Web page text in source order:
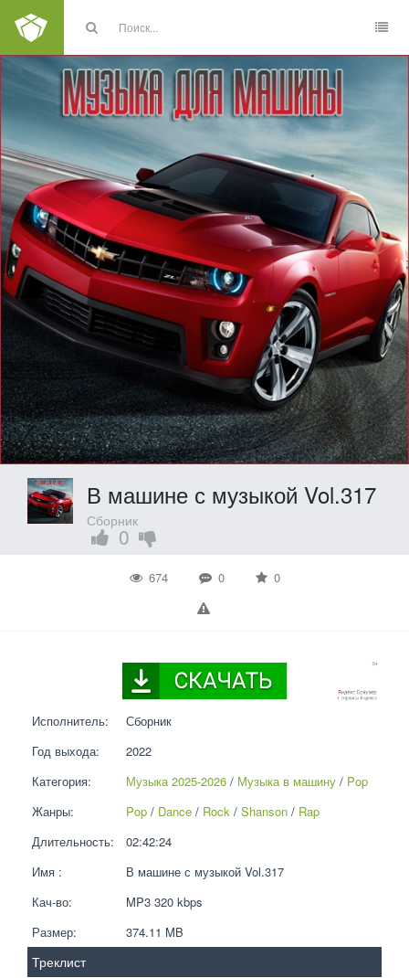
В машине с музыкой Vol.317
Сборник
0
674 0 0
Исполнитель:
Сборник
Год выхода:
2022
Категория:
Музыка 2025-2026 / Музыка в машину / Pop
Жанры:
Pop / Dance / Rock / Shanson / Rap
Длительность:
02:42:24
Имя :
В машине с музыкой Vol.317
Кач-во:
MP3 320 kbps
Размер:
374.11 MB
Треклист